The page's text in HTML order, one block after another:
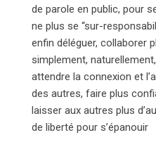
de parole en public, pour
ne plus se “sur-
enfin déléguer, collaborer
simplement,
attendre la connexion et
des autres, faire plus
laisser aux autres plus
de liberté pour s’épanouir